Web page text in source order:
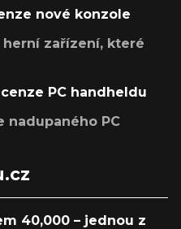
nové konzole
herní zařízení, které
PC handheldu
nadupaného PC
40,000 – jednou z